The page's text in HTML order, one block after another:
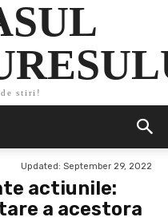
stiri!
Updated: September 29, 2022
actiunile:
a acestora